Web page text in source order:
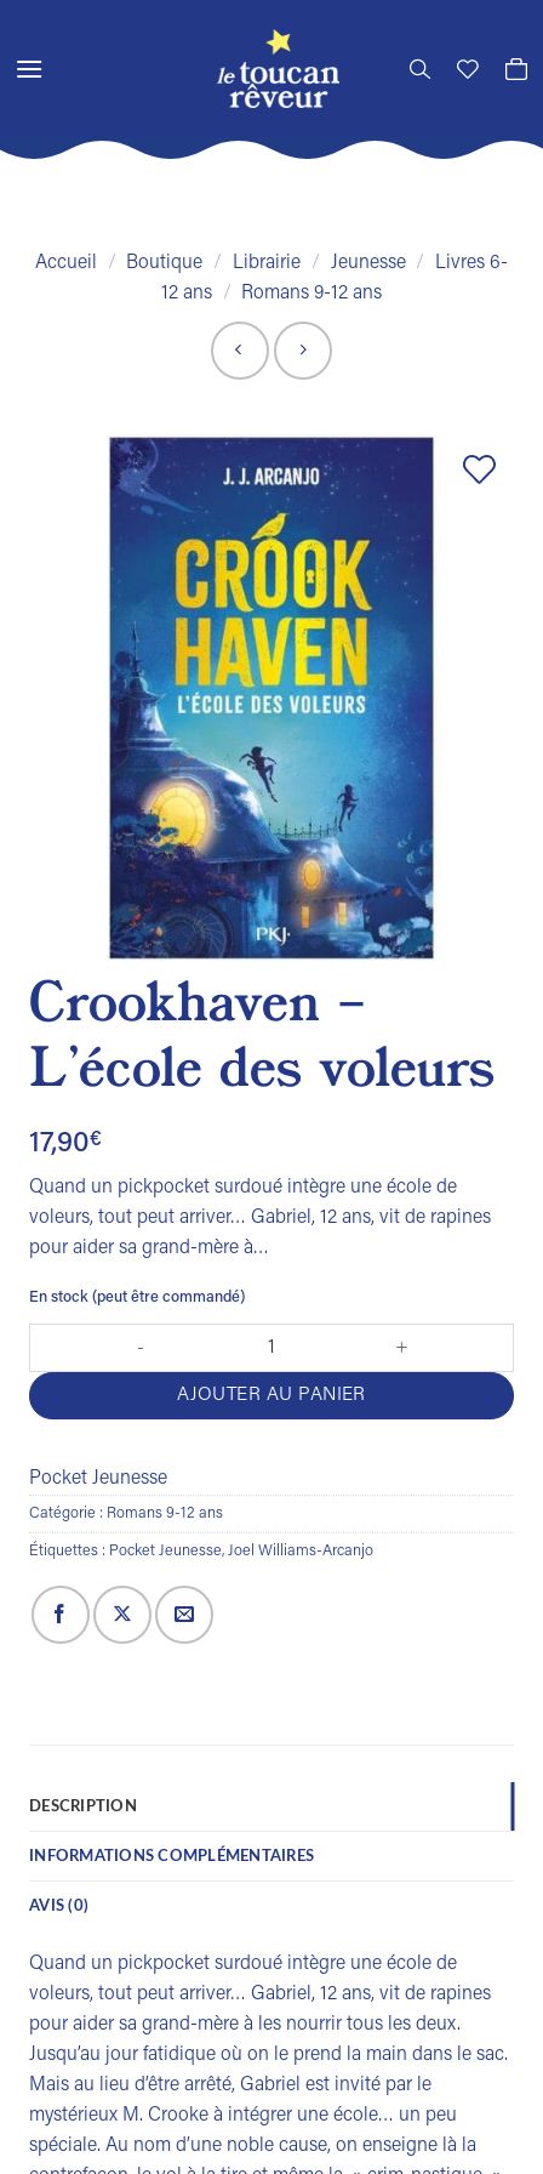
contenu
Accueil / Boutique / Librairie / Jeunesse /
Livres 6-
12 ans
/ Romans 9-12 ans
Crookhaven –
L’école des voleurs
17,90€
Quand un pickpocket surdoué intègre une école de
voleurs, tout peut arriver… Gabriel, 12 ans, vit de rapines
pour aider sa grand-mère à…
En stock (peut être commandé)
quantité de Crookhaven - L'école des voleurs
AJOUTER AU PANIER
Pocket Jeunesse
Catégorie : Romans 9-12 ans
Étiquettes : Pocket Jeunesse, Joel Williams-Arcanjo
DESCRIPTION
INFORMATIONS COMPLÉMENTAIRES
AVIS (0)
Quand un pickpocket surdoué intègre une école de
voleurs, tout peut arriver… Gabriel, 12 ans, vit de rapines
pour aider sa grand-mère à les nourrir tous les deux.
Jusqu’au jour fatidique où on le prend la main dans le sac.
Mais au lieu d’être arrêté, Gabriel est invité par le
mystérieux M. Crooke à intégrer une école… un peu
spéciale. Au nom d’une noble cause, on enseigne là la